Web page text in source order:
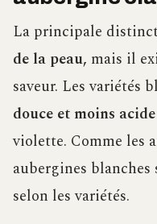
La principale
de la peau, mais il
saveur. Les variétés
douce et moins acide
violette. Comme les
aubergines
selon les variétés.